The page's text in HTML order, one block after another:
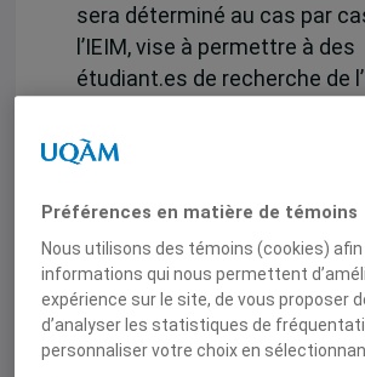
sera déterminé au cas par
l’IEIM, vise à permettre à des
étudiant.es de recherche de
activités scientifiques à
ou des conférences sur des
internationaux dans d’autres
Québec et du Canada. Le
servir à financer les frais
déplacement, au séjour ou à
de l’étudiant.e à l’activité.
Préférences en matière de témoins
Nous utilisons des témoins (cookies)
informations qui nous permettent
expérience sur le site, de vous proposer
d’analyser les statistiques de
personnaliser votre choix en